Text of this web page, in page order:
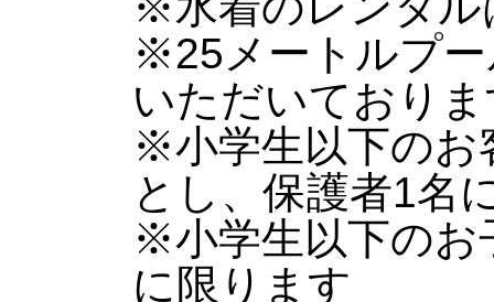
※25メートルプー
いただいており
※小学生以下のお
とし、保護者1名
※小学生以下のお
に限ります